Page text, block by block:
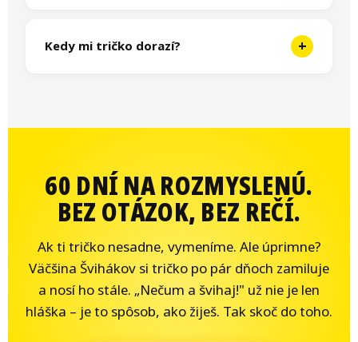
otázek, bez řečí. Stačí napsat na
info@svihej.cz
a my to vyřešíme. Pokud chceš jen vyměnit za
Kedy mi tričko dorazí? +
60 DNÍ NA ROZMYSLENÚ.
BEZ OTÁZOK, BEZ REČÍ.
Ak ti tričko nesadne, vymeníme. Ale úprimne?
Väčšina Švihákov si tričko po pár dňoch zamiluje
a nosí ho stále. „Nečum a švihaj!" už nie je len
hláška – je to spôsob, ako žiješ. Tak skoč do toho.